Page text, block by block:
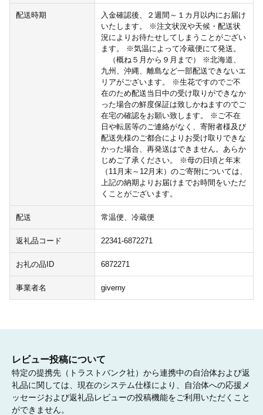
配送時期
入金確認後、２週間～１カ月以内にお届け
いたします。 ※注文状況や天候・配送状
況によりお待たせしてしまうことがござい
ます。 ※気温によって冷蔵便にて発送。
（概ね５月から９月まで） ※北海道、
九州、沖縄、離島など一部配送できないエ
リアがございます。 ※生花ですのでご不
在のため配送当日中の受け取りができなか
った場合の鮮度保証は致しかねますのでご
在宅の確認をお願い致します。 ※ご不在
日や転居等のご連絡がなく、寄附者様及び
配送先様のご都合によりお受け取りできな
かった場合、再発送はできません。あらか
じめご了承ください。 ※母の日頃と年末
（11月末～12月末）のご寄附については、
上記の納期よりお届けまでお時間をいただ
くことがございます。
配送 常温便、冷蔵便
返礼品コード 22341-6872271
お礼の品ID 6872271
事業者名 giverny
レビュー投稿について
特定の提携先（トラストバンク社）から連携中の自治体および返
礼品に関しては、現在のシステム仕様により、自治体への応援メ
ッセージおよび返礼品レビューの投稿機能をご利用いただくこと
ができません。